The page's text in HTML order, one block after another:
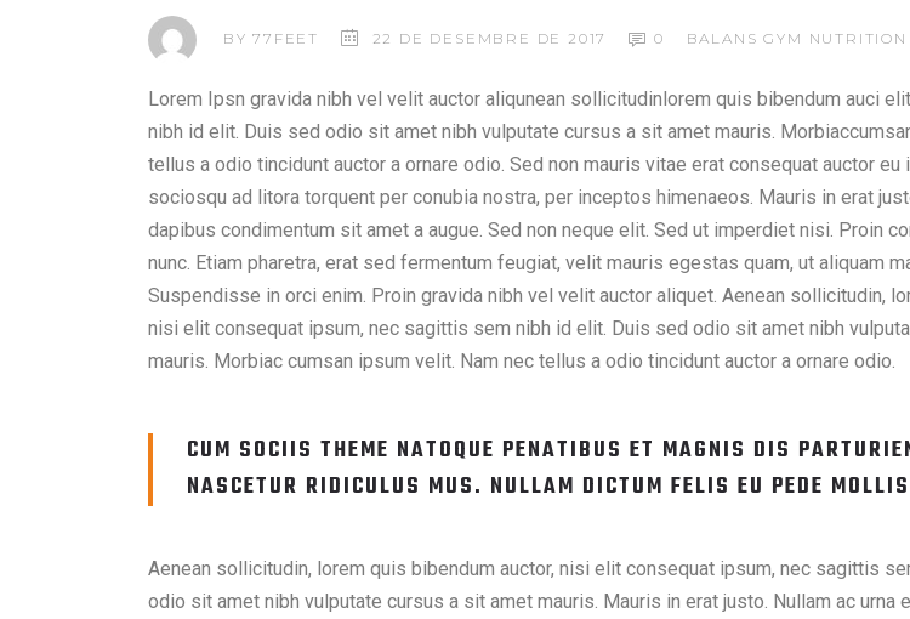
BY77FEET 22 DE DESEMBRE DE 2017 0 BALANS GYM NUTRITION
Lorem Ipsn gravida nibh vel velit auctor aliqunean sollicitudinlorem quis bibendum auci
nibh id elit. Duis sed odio sit amet nibh vulputate cursus a sit amet mauris.
tellus a odio tincidunt auctor a ornare odio. Sed non mauris vitae erat consequat auctor
sociosqu ad litora torquent per conubia nostra, per inceptos himenaeos. Mauris in erat
dapibus condimentum sit amet a augue. Sed non neque elit. Sed ut imperdiet nisi. Proin
nunc. Etiam pharetra, erat sed fermentum feugiat, velit mauris egestas quam, ut aliquam
Suspendisse in orci enim. Proin gravida nibh vel velit auctor aliquet. Aenean sollicitudin,
nisi elit consequat ipsum, nec sagittis sem nibh id elit. Duis sed odio sit amet nibh
mauris. Morbiac cumsan ipsum velit. Nam nec tellus a odio tincidunt auctor a ornare odio.
CUM SOCIIS THEME NATOQUE PENATIBUS ET MAGNIS DIS
NASCETUR RIDICULUS MUS. NULLAM DICTUM FELIS EU PEDE
Aenean sollicitudin, lorem quis bibendum auctor, nisi elit consequat ipsum, nec sagittis
odio sit amet nibh vulputate cursus a sit amet mauris. Mauris in erat justo. Nullam ac urna